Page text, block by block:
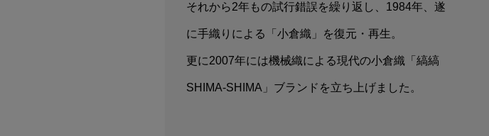
それから2年もの試行錯誤を繰り返し、1984年、遂
に手織りによる「小倉織」を復元・再生。
更に2007年には機械織による現代の小倉織「縞縞
SHIMA-SHIMA」ブランドを立ち上げました。